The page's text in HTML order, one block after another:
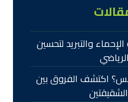
والتبريد لتحسين
اكتشف الفروق بين